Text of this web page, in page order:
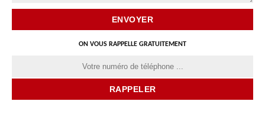
ON VOUS RAPPELLE GRATUITEMENT